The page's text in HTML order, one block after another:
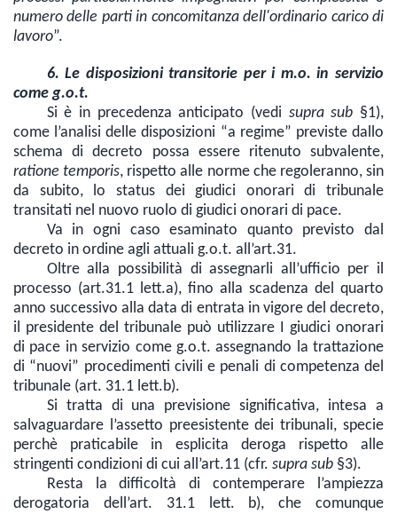
numero delle parti in concomitanza dell'ordinario carico di
lavoro”.
6. Le disposizioni transitorie per i m.o. in servizio
come g.o.t.
Si è in precedenza anticipato (vedi supra sub §1),
come l’analisi delle disposizioni “a regime” previste dallo
schema di decreto possa essere ritenuto subvalente,
ratione temporis, rispetto alle norme che regoleranno, sin
da subito, lo status dei giudici onorari di tribunale
transitati nel nuovo ruolo di giudici onorari di pace.
Va in ogni caso esaminato quanto previsto dal
decreto in ordine agli attuali g.o.t. all’art.31.
Oltre alla possibilità di assegnarli all’ufficio per il
processo (art.31.1 lett.a), fino alla scadenza del quarto
anno successivo alla data di entrata in vigore del decreto,
il presidente del tribunale può utilizzare I giudici onorari
di pace in servizio come g.o.t. assegnando la trattazione
di “nuovi” procedimenti civili e penali di competenza del
tribunale (art. 31.1 lett.b).
Si tratta di una previsione significativa, intesa a
salvaguardare l’assetto preesistente dei tribunali, specie
perchè praticabile in esplicita deroga rispetto alle
stringenti condizioni di cui all’art.11 (cfr. supra sub §3).
Resta la difficoltà di contemperare l’ampiezza
derogatoria dell’art. 31.1 lett. b), che comunque